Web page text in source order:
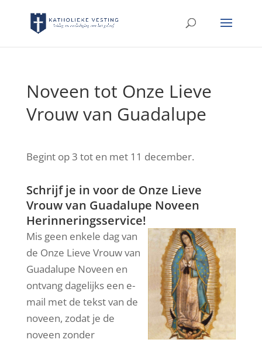
Noveen tot Onze Lieve
Vrouw van Guadalupe
Begint op 3 tot en met 11 december.
Schrijf je in voor de Onze Lieve
Vrouw van Guadalupe Noveen
Herinneringsservice!
Mis geen enkele dag van
de Onze Lieve Vrouw van
Guadalupe Noveen en
ontvang dagelijks een e-
mail met de tekst van de
noveen, zodat je de
noveen zonder